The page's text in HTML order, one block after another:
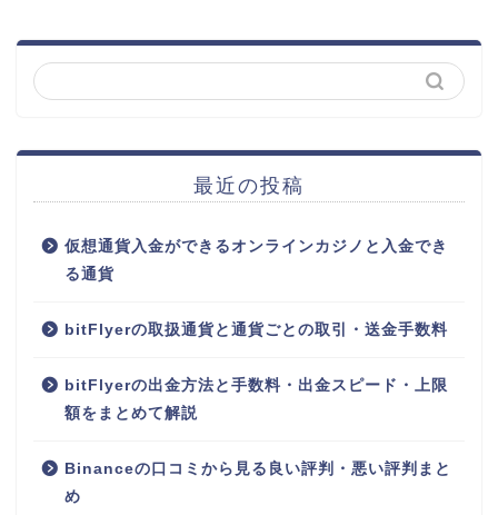
最近の投稿
仮想通貨入金ができるオンラインカジノと入金でき
る通貨
bitFlyerの取扱通貨と通貨ごとの取引・送金手数料
bitFlyerの出金方法と手数料・出金スピード・上限
額をまとめて解説
Binanceの口コミから見る良い評判・悪い評判まと
め